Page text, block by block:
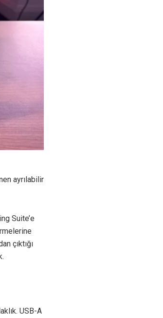
ayrılabilir
Suite’e
çıktığı
USB-A